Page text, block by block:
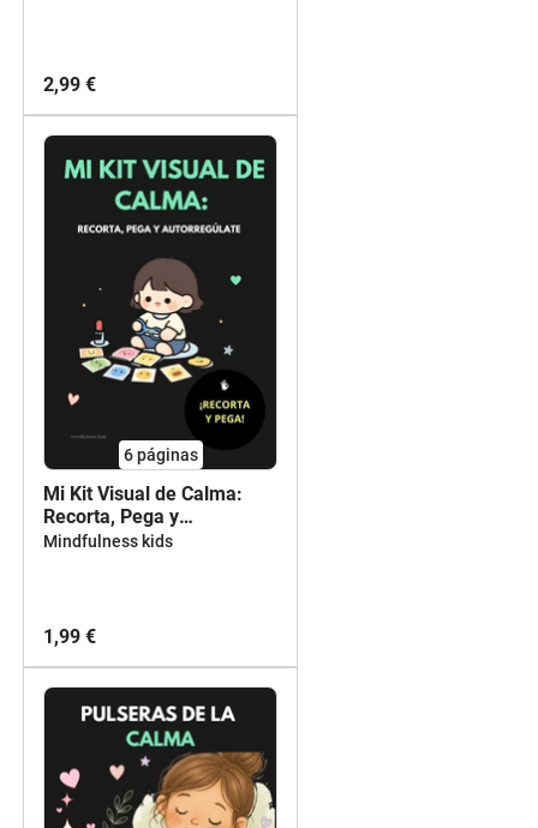
2,99 €
6páginas
Mi Kit Visual de Calma:
Recorta, Pega y
Autorregúlate (6-12 años)
Mindfulness kids
1,99 €